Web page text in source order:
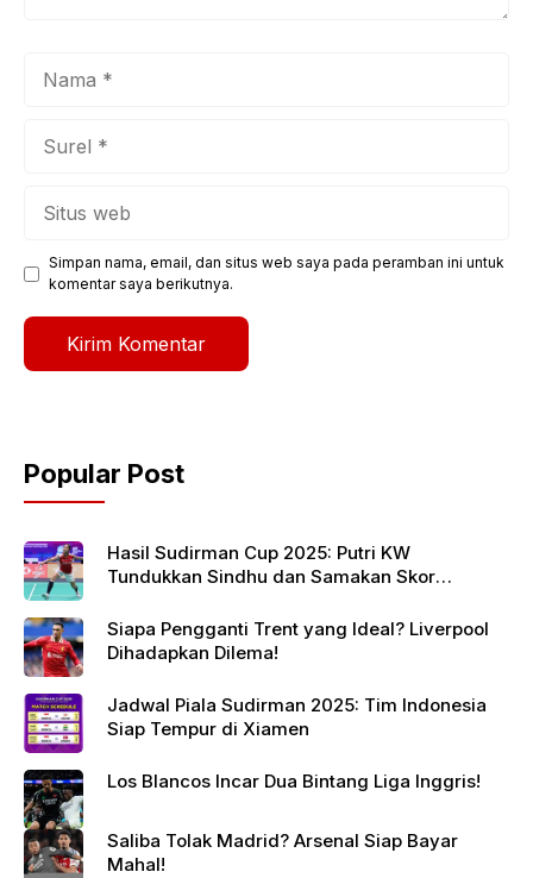
Simpan nama, email, dan situs web saya pada peramban ini untuk
komentar saya berikutnya.
Popular Post
Hasil Sudirman Cup 2025: Putri KW
Tundukkan Sindhu dan Samakan Skor
Siapa Pengganti Trent yang Ideal? Liverpool
Dihadapkan Dilema!
Jadwal Piala Sudirman 2025: Tim Indonesia
Siap Tempur di Xiamen
Los Blancos Incar Dua Bintang Liga Inggris!
Saliba Tolak Madrid? Arsenal Siap Bayar
Mahal!